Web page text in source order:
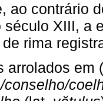
ao contrário
século XIII, a
rima
arrolados em
conselho/